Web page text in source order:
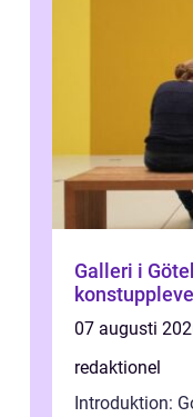
Galleri i
07 augusti
redaktionel
Introduktion: